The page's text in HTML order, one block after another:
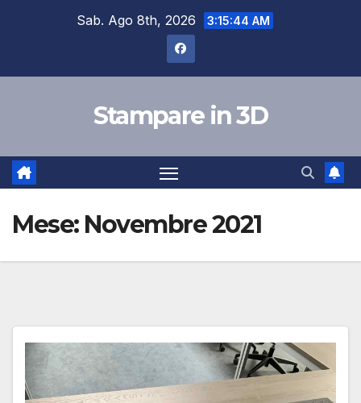
Sab. Ago 8th, 2026 3:15:45 AM
Stampare in 3D
Mese: Novembre 2021